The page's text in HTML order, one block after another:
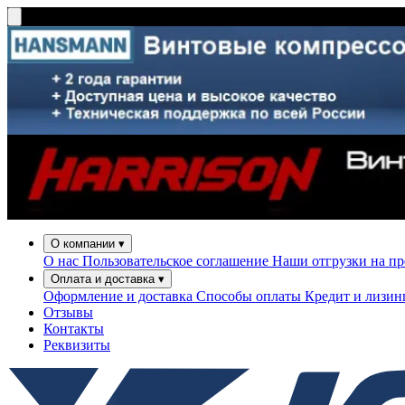
О компании ▾
О нас Пользовательское соглашение Наши отгрузки на
Оплата и доставка ▾
Оформление и доставка Способы оплаты Кредит и
Отзывы
Контакты
Реквизиты